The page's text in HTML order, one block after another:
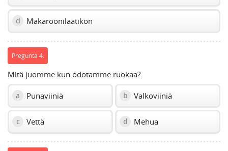
d Makaroonilaatikon
Pregunta 4:
Mitä juomme kun odotamme ruokaa?
a Punaviiniä b Valkoviiniä
c Vettä d Mehua